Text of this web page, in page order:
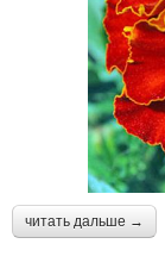
читать дальше →